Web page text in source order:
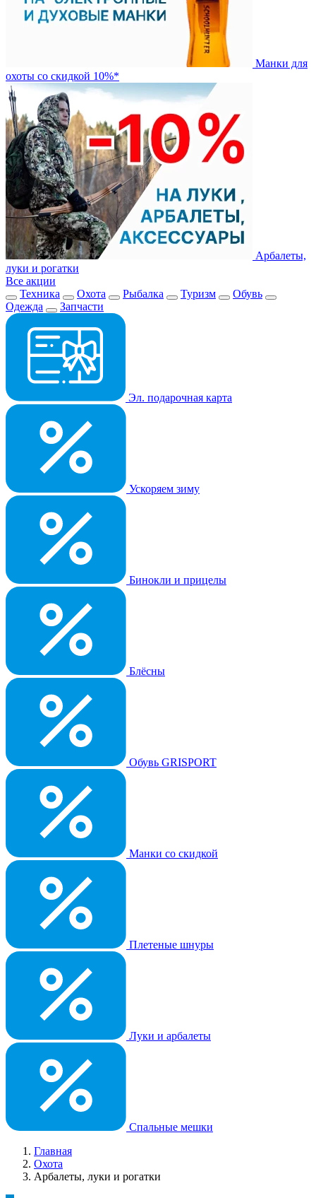
Манки для
охоты со скидкой 10%*
Арбалеты,
луки и рогатки
Все акции
Техника
Охота Рыбалка Туризм
Обувь
Одежда
Запчасти
Эл. подарочная карта
Ускоряем зиму
Бинокли и прицелы
Блёсны
Обувь GRISPORT
Манки со скидкой
Плетеные шнуры
Луки и арбалеты
Спальные мешки
Главная
Охота
Арбалеты, луки и рогатки